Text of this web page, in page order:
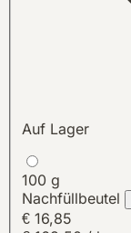
Auf Lager
100 g
Nachfüllbeutel
€ 16,85